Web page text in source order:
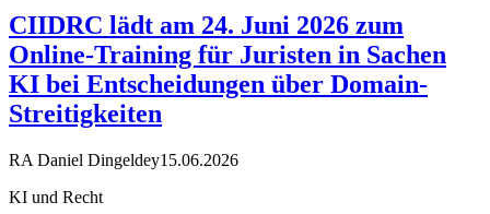
CIIDRC lädt am 24. Juni 2026 zum
Online-Training für Juristen in Sachen
KI bei Entscheidungen über Domain-
Streitigkeiten
RA Daniel Dingeldey15.06.2026
KI und Recht